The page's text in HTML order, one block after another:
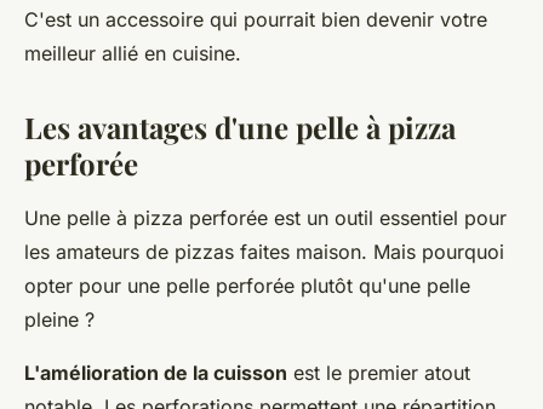
C'est un accessoire qui pourrait bien devenir votre
meilleur allié en cuisine.
Les avantages d'une pelle à pizza
perforée
Une pelle à pizza perforée est un outil essentiel pour
les amateurs de pizzas faites maison. Mais pourquoi
opter pour une pelle perforée plutôt qu'une pelle
pleine ?
L'amélioration de la cuisson est le premier atout